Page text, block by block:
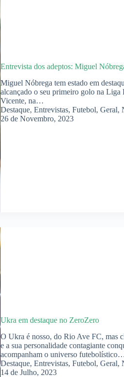
Entrevista dos adeptos: Miguel
Miguel Nóbrega tem estado em
alcançado o seu primeiro golo na
Vicente, na…
Destaque,Entrevistas,Futebol,Geral,
26 de Novembro, 2023
Ukra em destaque no ZeroZero
O Ukra é nosso, do Rio Ave FC, mas
e a sua personalidade contagiante
acompanham o universo
Destaque,Entrevistas,Futebol,Geral,
14 de Julho, 2023